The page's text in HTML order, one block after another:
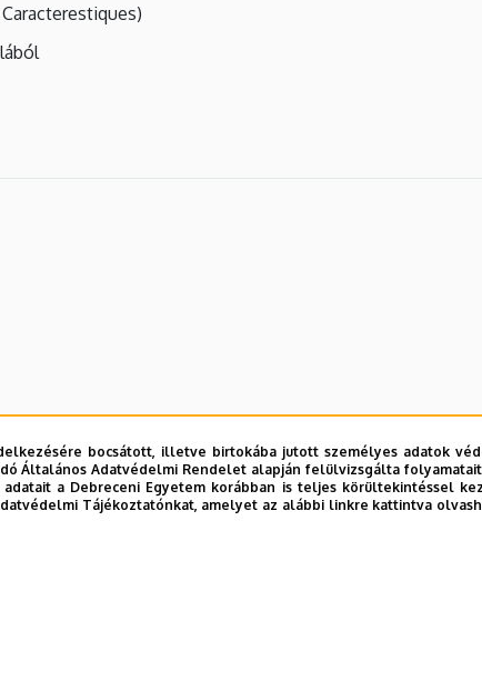
bocsátott, illetve birtokába jutott személyes adatok
Általános Adatvédelmi Rendelet alapján felülvizsgálta
a Debreceni Egyetem korábban is teljes körültekintéssel
Tájékoztatónkat, amelyet az alábbi linkre kattintva